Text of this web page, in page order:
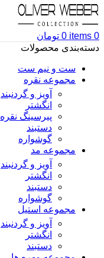
0
items
0 تومان
دسته‌بندی محصولات
ست و نیم ست
مجموعه نقره
آویز و گردنبند
انگشتر
پیرسینگ نقره
دستبند
گوشواره
مجموعه مد
آویز و گردنبند
انگشتر
دستبند
گوشواره
مجموعه استیل
آویز و گردنبند
انگشتر
دستبند